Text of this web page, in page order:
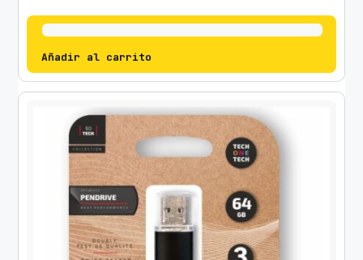
Añadir al carrito